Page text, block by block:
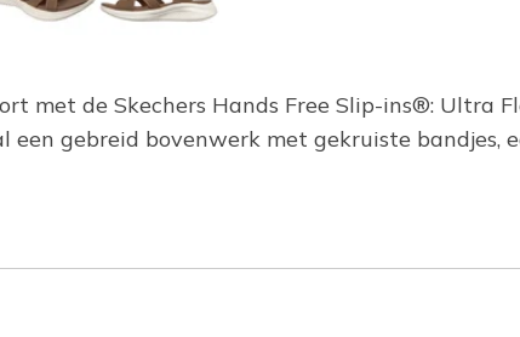
met de Skechers Hands Free Slip-ins®: Ultra
gebreid bovenwerk met gekruiste bandjes,